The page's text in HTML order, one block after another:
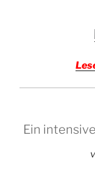
Ein